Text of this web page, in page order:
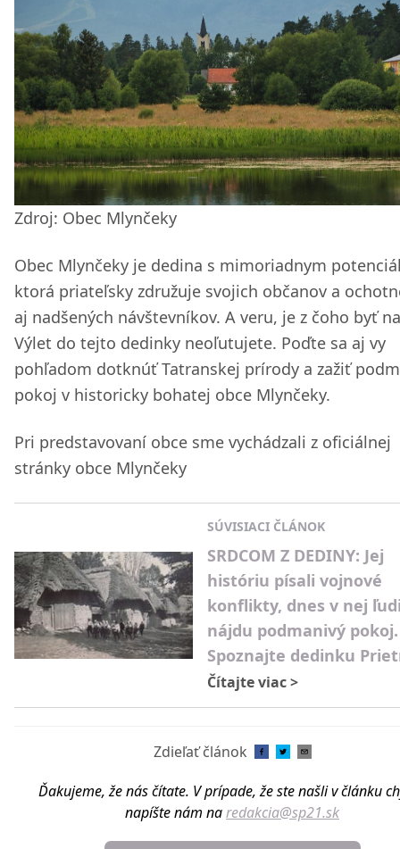
Zdroj: Obec Mlynčeky
Obec Mlynčeky je dedina s mimoriadnym
ktorá priateľsky združuje svojich občanov a
aj nadšených návštevníkov. A veru, je z čoho byť
Výlet do tejto dedinky neoľutujete. Poďte sa aj vy
pohľadom dotknúť Tatranskej prírody a zažiť
pokoj v historicky bohatej obce Mlynčeky.
Pri predstavovaní obce sme vychádzali z oficiálnej
stránky obce Mlynčeky
SÚVISIACI ČLÁNOK
SRDCOM Z DEDINY: Jej
históriu písali vojnové
konflikty, dnes v nej
nájdu podmanivý pokoj.
Spoznajte dedinku
Čítajte viac>
Zdieľať článok
Ďakujeme, že nás čítate. V prípade, že ste našli v článku
napíšte nám naredakcia@sp21.sk